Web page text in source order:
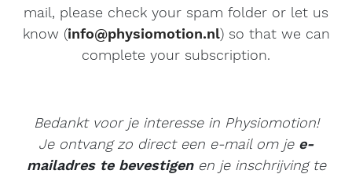
mail, please check your spam folder or let us
know (info@physiomotion.nl) so that we can
complete your subscription.
Bedankt voor je interesse in Physiomotion!
Je ontvang zo direct een e-mail om je e-
mailadres te bevestigenen je inschrijving te